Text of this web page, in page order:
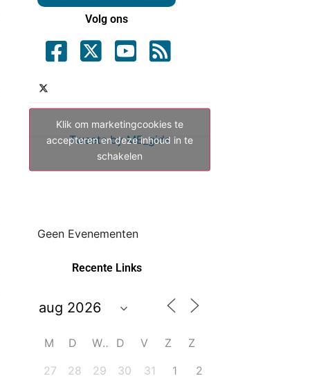
Volg ons
Tweets by ME_gids
Klik om marketingcookies te
accepteren en deze inhoud in te
schakelen
Geen Evenementen
Recente Links
M D W D V Z
Z
27
28 29 30 31 1
2